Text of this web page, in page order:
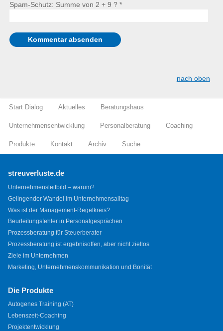
Spam-Schutz: Summe von 2 + 9 ? *
nach oben
Start Dialog Aktuelles Beratungshaus
Unternehmensentwicklung Personalberatung Coaching
Produkte Kontakt Archiv Suche
streuverluste.de
Unternehmensleitbild – warum?
Gelingender Wandel im Unternehmensalltag
Was ist der Management-Regelkreis?
Beurteilungsfehler in Personalgesprächen
Prozessberatung für Steuerberater
Prozessberatung ist ergebnisoffen, aber nicht ziellos
Ziele im Unternehmen
Marketing, Unternehmenskommunikation und Bonität
Die Produkte
Autogenes Training (AT)
Lebenszeit-Coaching
Projektentwicklung